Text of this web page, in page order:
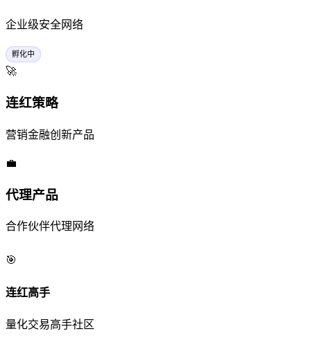
企业级安全网络
孵化中
🚀
连红策略
营销金融创新产品
💼
代理产品
合作伙伴代理网络
🎯
连红高手
量化交易高手社区